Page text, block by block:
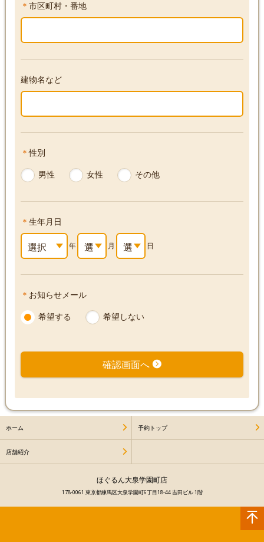
＊ 市区町村・番地
建物名など
＊性別
男性
女性 その他
＊ 生年月日
選択
して
下さ
い
年
選
択
し
て
下
さ
月
選
択
て
下
さ
日
＊ お知らせメール
希望する
希望しない
確認画面へ
ホーム 予約トップ
店舗紹介
ほぐるん大泉学園町店
178-0061 東京都練馬区大泉学園町6丁目18-44 吉田ビル 1階